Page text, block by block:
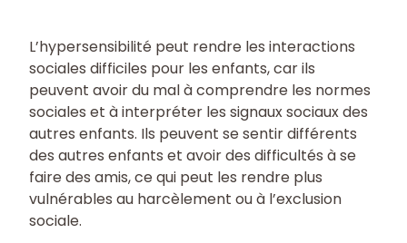
L’hypersensibilité peut rendre les interactions
sociales difficiles pour les enfants, car ils
peuvent avoir du mal à comprendre les normes
sociales et à interpréter les signaux sociaux des
autres enfants. Ils peuvent se sentir différents
des autres enfants et avoir des difficultés à se
faire des amis, ce qui peut les rendre plus
vulnérables au harcèlement ou à l’exclusion
sociale.